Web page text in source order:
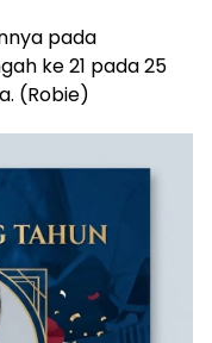
pada
ke 21 pada 25
(Robie)